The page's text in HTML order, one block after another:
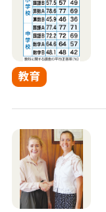
教育